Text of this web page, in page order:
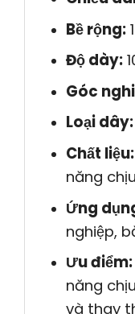
Bề rộng:
Độ dày:
Góc
Loại dây:
Chất liệu:
năng
Ứng
nghiệp,
Ưu điểm:
năng
và thay